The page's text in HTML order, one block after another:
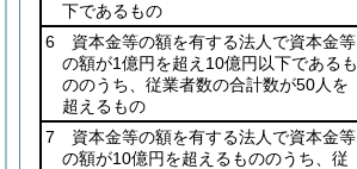
下であるもの
6 資本金等の額を有する法人で資本金等
の額が1億円を超え10億円以下であるも
ののうち、従業者数の合計数が50人を
超えるもの
7 資本金等の額を有する法人で資本金等
の額が10億円を超えるもののうち、従